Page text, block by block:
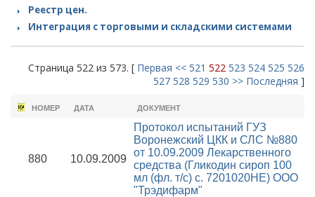
Реестр цен.
Интеграция с торговыми и складскими системами
Страница 522 из 573. [ Первая << 521 522 523 524 525 526
527 528 529 530 >> Последняя ]
НОМЕР ДАТА ДОКУМЕНТ
880 10.09.2009
Протокол испытаний ГУЗ
Воронежский ЦКК и СЛС №880
от 10.09.2009 Лекарственного
средства (Гликодин сироп 100
мл (фл. т/с) с. 7201020НЕ) ООО
"Трэдифарм"